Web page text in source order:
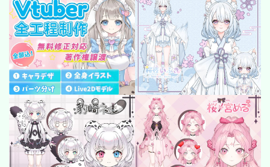
facility
Restaurant/Cafe
countryside
病院
Shrine/temple
city
SF/Fantasy